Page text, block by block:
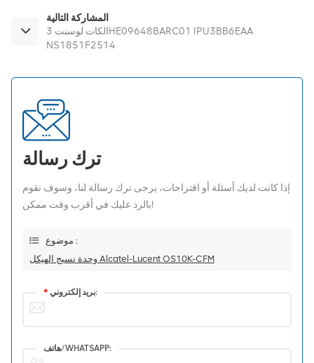
المشاركة التالية
الكات لوسنت 3HE09648BARC01 IPU3BB6EAA
NS1851F2514
ترك رسالة
إذا كانت لديك أسئلة أو اقتراحات، يرجى ترك رسالة لنا، وسوف نقوم
بالرد عليك في أقرب وقت ممكن!
موضوع :
وحدة نسيج الهيكل Alcatel-Lucent OS10K-CFM
* بريد إلكتروني:
هاتف/WHATSAPP: